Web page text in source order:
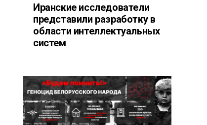
Иранские исследователи
представили разработку в
области интеллектуальных
систем